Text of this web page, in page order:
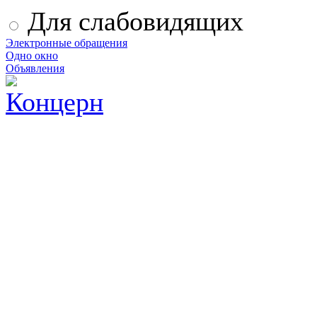
Для слабовидящих
Электронные обращения
Одно окно
Объявления